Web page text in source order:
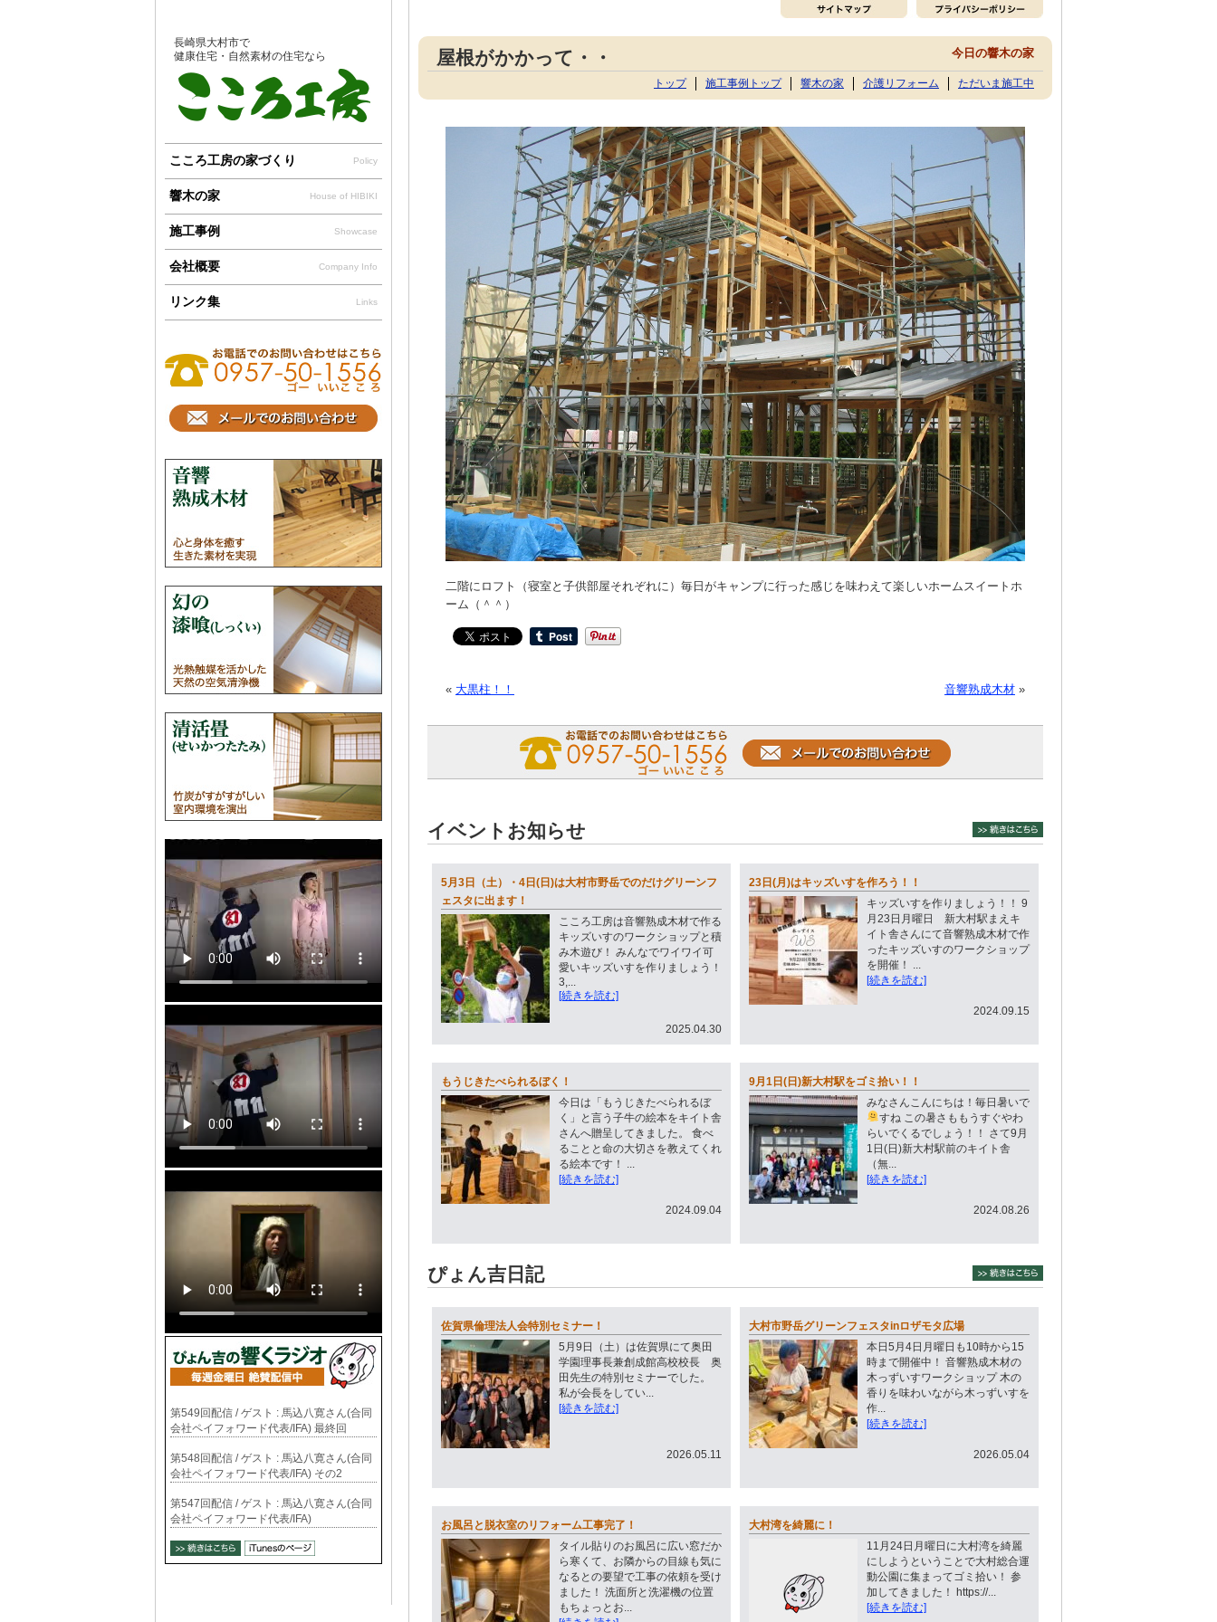
屋根がかかって・・ 今日の響木の家
トップ 施工事例トップ 響木の家 介護リフォーム ただいま施工中
二階にロフト（寝室と子供部屋それぞれに）毎日がキャンプに行った感じを味わえて楽しいホームスイートホ
ーム（＾＾）
« 大黒柱！！ 音響熟成木材 »
イベントお知らせ
5月3日（土）・4日(日)は大村市野岳でのだけグリーンフ
ェスタに出ます！
こころ工房は音響熟成木材で作る
キッズいすのワークショップと積
み木遊び！ みんなでワイワイ可
愛いキッズいすを作りましょう！
3,...
[続きを読む]
2025.04.30
23日(月)はキッズいすを作ろう！！
キッズいすを作りましょう！！ 9
月23日月曜日 新大村駅まえキ
イト舎さんにて音響熟成木材で作
ったキッズいすのワークショップ
を開催！ ...
[続きを読む]
2024.09.15
もうじきたべられるぼく！
今日は「もうじきたべられるぼ
く」と言う子牛の絵本をキイト舎
さんへ贈呈してきました。 食べ
ることと命の大切さを教えてくれ
る絵本です！ ...
[続きを読む]
2024.09.04
9月1日(日)新大村駅をゴミ拾い！！
みなさんこんにちは！毎日暑いで
すねこの暑さももうすぐやわ
らいでくるでしょう！！ さて9月
1日(日)新大村駅前のキイト舎
（無...
[続きを読む]
2024.08.26
ぴょん吉日記
佐賀県倫理法人会特別セミナー！
5月9日（土）は佐賀県にて奥田
学園理事長兼創成館高校校長 奥
田先生の特別セミナーでした。
私が会長をしてい...
[続きを読む]
2026.05.11
大村市野岳グリーンフェスタinロザモタ広場
本日5月4日月曜日も10時から15
時まで開催中！ 音響熟成木材の
木っずいすワークショップ 木の
香りを味わいながら木っずいすを
作...
[続きを読む]
2026.05.04
お風呂と脱衣室のリフォーム工事完了！
タイル貼りのお風呂に広い窓だか
ら寒くて、お隣からの目線も気に
なるとの要望で工事の依頼を受け
ました！ 洗面所と洗濯機の位置
もちょっとお...
大村湾を綺麗に！
11月24日月曜日に大村湾を綺麗
にしようということで大村総合運
動公園に集まってゴミ拾い！ 参
加してきました！ https://...
[続きを読む]
長崎県大村市で
健康住宅・自然素材の住宅なら
こころ工房の家づくり Policy
響木の家 House of HIBIKI
施工事例 Showcase
会社概要 Company Info
リンク集 Links
第549回配信 / ゲスト : 馬込八寛さん(合同
会社ペイフォワード代表/IFA) 最終回
第548回配信 / ゲスト : 馬込八寛さん(合同
会社ペイフォワード代表/IFA) その2
第547回配信 / ゲスト : 馬込八寛さん(合同
会社ペイフォワード代表/IFA)